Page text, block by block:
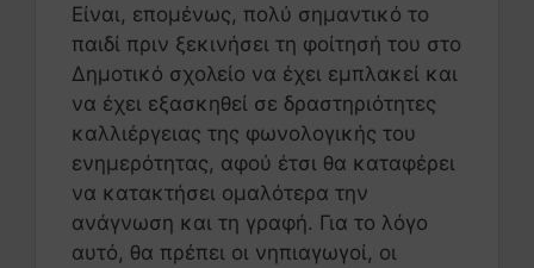
Είναι, επομένως, πολύ σημαντικό το
παιδί πριν ξεκινήσει τη φοίτησή του στο
Δημοτικό σχολείο να έχει εμπλακεί και
να έχει εξασκηθεί σε δραστηριότητες
καλλιέργειας της φωνολογικής του
ενημερότητας, αφού έτσι θα καταφέρει
να κατακτήσει ομαλότερα την
ανάγνωση και τη γραφή. Για το λόγο
αυτό, θα πρέπει οι νηπιαγωγοί, οι